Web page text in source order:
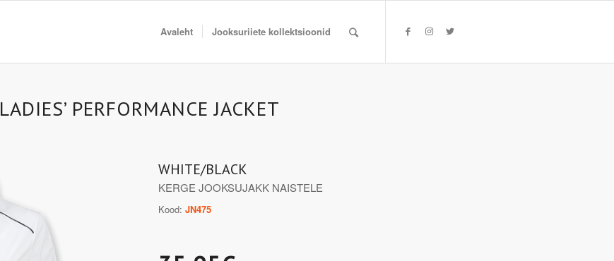
Avaleht Jooksuriiete kollektsioonid
LADIES’ PERFORMANCE JACKET
WHITE/BLACK
KERGE JOOKSUJAKK NAISTELE
Kood:JN475